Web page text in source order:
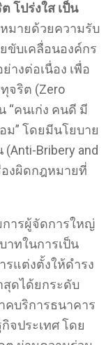
โปร่งใส เป็น
มายด้วยความรับ
ขับเคลื่อนองค์กร
ย่างต่อเนื่อง เพื่อ
จริต (Zero
“คนเก่ง คนดี มี
” โดยมีนโยบาย
Bribery and
องผิดกฎหมายที่
ารผู้จัดการใหญ่
าทในการเป็น
แต่งตั้งให้ดำรง
สุดได้ยกระดับ
บริการธนาคาร
จประเทศ โดย